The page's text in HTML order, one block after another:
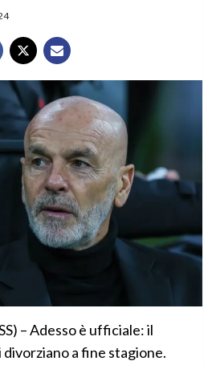
– Adesso è ufficiale: il
a fine stagione.